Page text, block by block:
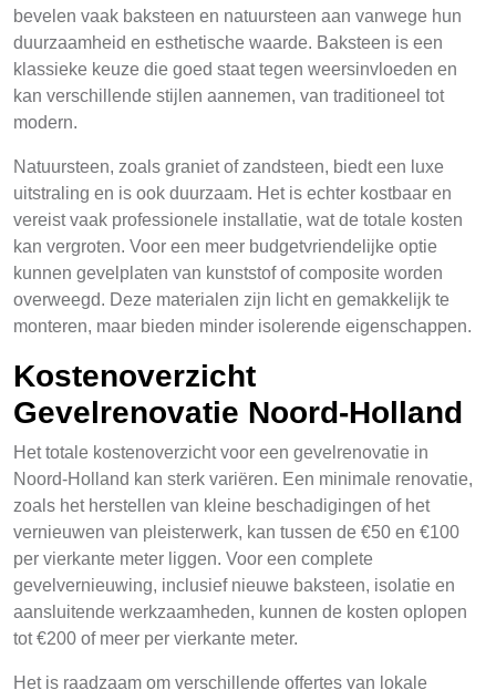
bevelen vaak baksteen en natuursteen aan vanwege hun
duurzaamheid en esthetische waarde. Baksteen is een
klassieke keuze die goed staat tegen weersinvloeden en
kan verschillende stijlen aannemen, van traditioneel tot
modern.
Natuursteen, zoals graniet of zandsteen, biedt een luxe
uitstraling en is ook duurzaam. Het is echter kostbaar en
vereist vaak professionele installatie, wat de totale kosten
kan vergroten. Voor een meer budgetvriendelijke optie
kunnen gevelplaten van kunststof of composite worden
overweegd. Deze materialen zijn licht en gemakkelijk te
monteren, maar bieden minder isolerende eigenschappen.
Kostenoverzicht
Gevelrenovatie Noord-Holland
Het totale kostenoverzicht voor een gevelrenovatie in
Noord-Holland kan sterk variëren. Een minimale renovatie,
zoals het herstellen van kleine beschadigingen of het
vernieuwen van pleisterwerk, kan tussen de €50 en €100
per vierkante meter liggen. Voor een complete
gevelvernieuwing, inclusief nieuwe baksteen, isolatie en
aansluitende werkzaamheden, kunnen de kosten oplopen
tot €200 of meer per vierkante meter.
Het is raadzaam om verschillende offertes van lokale